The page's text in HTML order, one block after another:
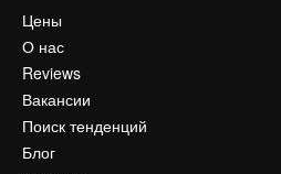
Цены
О нас
Reviews
Вакансии
Поиск тенденций
Блог